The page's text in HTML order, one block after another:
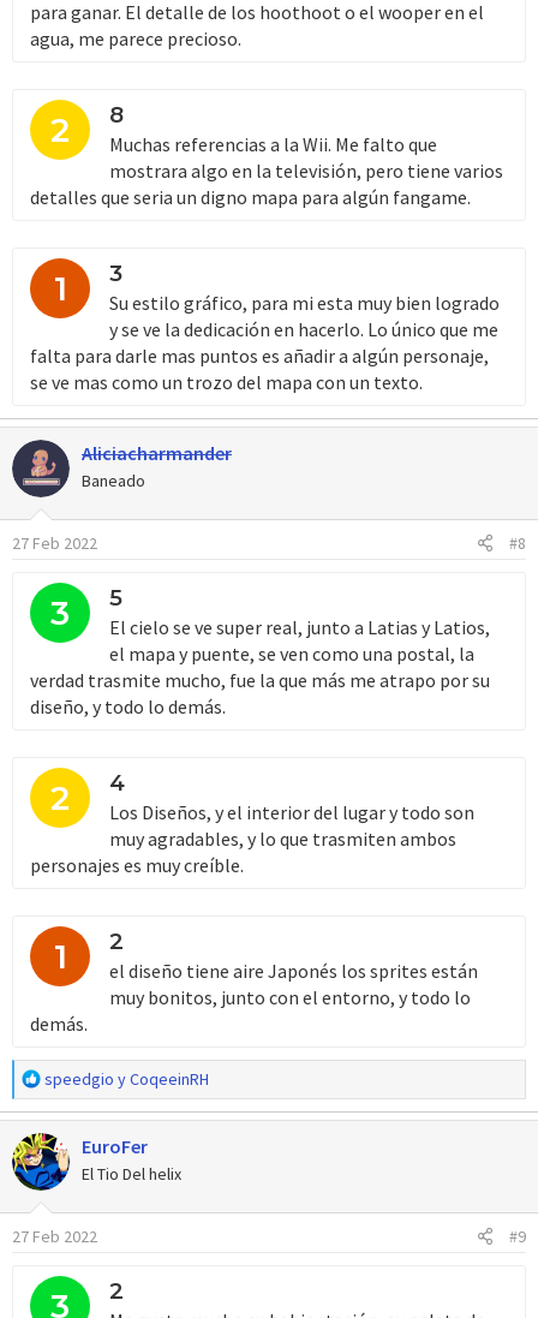
para ganar. El detalle de los hoothoot o el wooper en el
agua, me parece precioso.
2 8
Muchas referencias a la Wii. Me falto que
mostrara algo en la televisión, pero tiene varios
detalles que seria un digno mapa para algún fangame.
1 3
Su estilo gráfico, para mi esta muy bien logrado
y se ve la dedicación en hacerlo. Lo único que me
falta para darle mas puntos es añadir a algún personaje,
se ve mas como un trozo del mapa con un texto.
Aliciacharmander
Baneado
27 Feb 2022 #8
3 5
El cielo se ve super real, junto a Latias y Latios,
el mapa y puente, se ven como una postal, la
verdad trasmite mucho, fue la que más me atrapo por su
diseño, y todo lo demás.
2 4
Los Diseños, y el interior del lugar y todo son
muy agradables, y lo que trasmiten ambos
personajes es muy creíble.
1 2
el diseño tiene aire Japonés los sprites están
muy bonitos, junto con el entorno, y todo lo
demás.
R
e
a
c
c
i
o
n
s
speedgio yCoqeeinRH
EuroFer
El Tio Del helix
27 Feb 2022 #9
3 2